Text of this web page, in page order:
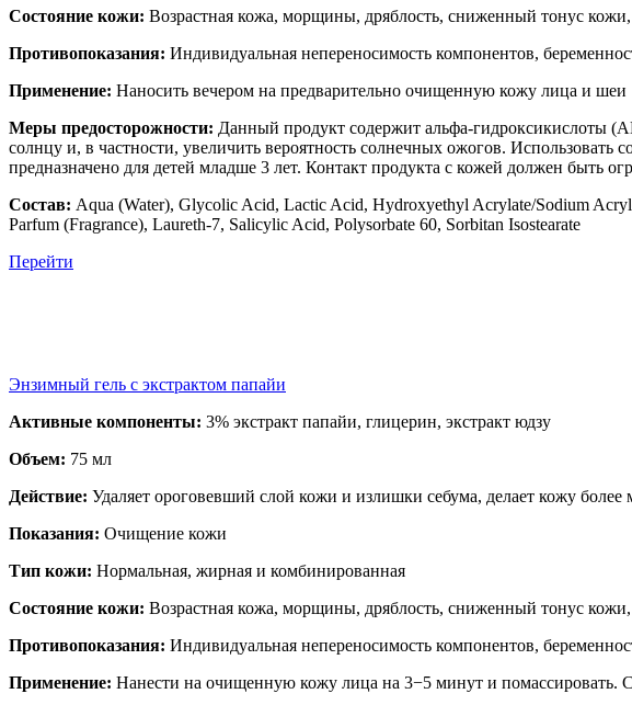
Состояние кожи: Возрастная кожа, морщины, дряблость, сниженный тонус
Противопоказания: Индивидуальная непереносимость компонентов,
Применение: Наносить вечером на предварительно очищенную кожу лица и шеи
Меры предосторожности: Данный продукт содержит альфа-гидроксикислоты
солнцу и, в частности, увеличить вероятность солнечных ожогов. Использовать
предназначено для детей младше 3 лет. Контакт продукта с кожей должен быть
Состав: Aqua (Water), Glycolic Acid, Lactic Acid, Hydroxyethyl Acrylate/Sodium
Parfum (Fragrance), Laureth-7, Salicylic Acid, Polysorbate 60, Sorbitan Isostearate
Перейти
Энзимны й гель с экстрактом папайи
Активные компоненты: 3% экстракт папайи, глицерин, экстракт юдзу
Объем: 75 мл
Действие: Удаляет ороговевший слой кожи и излишки себума, делает кожу
Показания: Очищение кожи
Тип кожи: Нормальная, жирная и комбинированная
Состояние кожи: Возрастная кожа, морщины, дряблость, сниженный тонус
Противопоказания: Индивидуальная непереносимость компонентов,
Применение: Нанести на очищенную кожу лица на 3−5 минут и помассировать.